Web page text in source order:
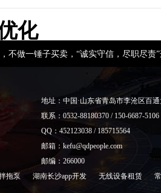
化
不做一锤子买卖，“诚实守信，尽职尽责
地址：中国·山东省青岛市李沧区百
联系：0532-88180370 / 150-6687-5106
QQ：452123038 / 185715564
邮箱：kefu@qdpeople.com
邮编：266000
拖泵 湖南长沙app开发 无线设备租赁